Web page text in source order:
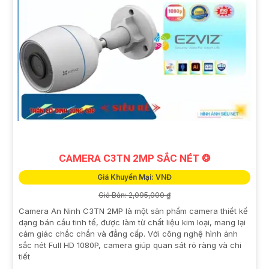
CAMERA C3TN 2MP SẮC NÉT ❂
Giá Khuyến Mại: VNĐ
Giá Bán: 2,095,000 ₫
Camera An Ninh C3TN 2MP là một sản phẩm camera thiết kế
dạng bán cầu tinh tế, được làm từ chất liệu kim loại, mang lại
cảm giác chắc chắn và đẳng cấp. Với công nghệ hình ảnh
sắc nét Full HD 1080P, camera giúp quan sát rõ ràng và chi
tiết